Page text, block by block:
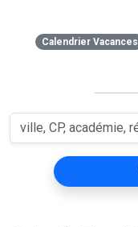
Calendrier Vacances